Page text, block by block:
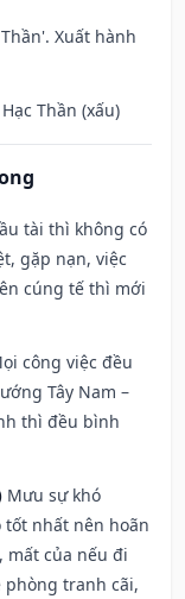
Xuất hành
Thần (xấu)
tài thì không có
gặp nạn, việc
cúng tế thì mới
công việc đều
Tây Nam –
thì đều bình
Mưu sự khó
tốt nhất nên hoãn
mất của nếu đi
tranh cãi,